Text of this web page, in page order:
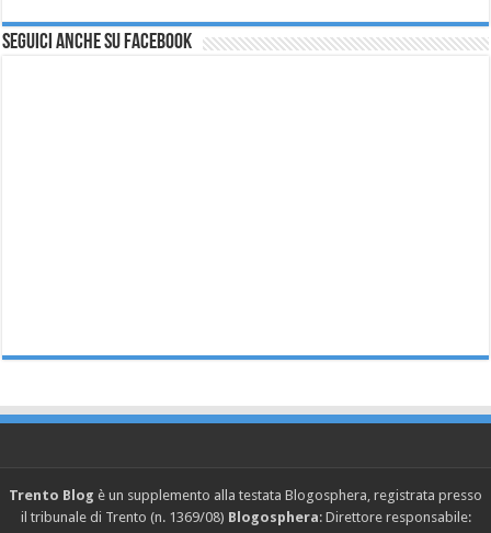
Seguici anche su Facebook
Trento Blog è un supplemento alla testata Blogosphera, registrata presso
il tribunale di Trento (n. 1369/08) Blogosphera: Direttore responsabile: